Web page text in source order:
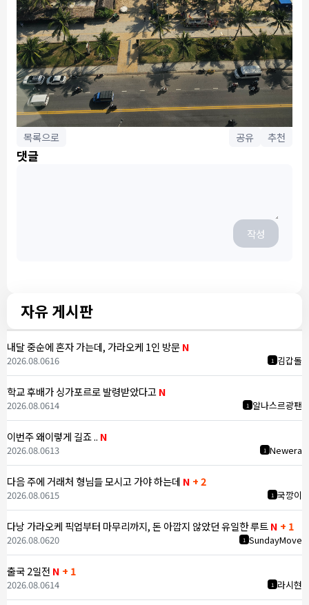
목록으로 공유 추천
댓글
작성
자유 게시판
내달 중순에 혼자 가는데, 가라오케 1인 방문N
1 김갑돌
2026.08.0616
학교 후배가 싱가포르로 발령받았다고N
1 알나스르광팬
2026.08.0614
이번주 왜이렇게 길죠 .. N
1 Newera
2026.08.0613
다음 주에 거래처 형님들 모시고 가야 하는데 N + 2
1 국깡이
2026.08.0615
다낭 가라오케 픽업부터 마무리까지, 돈 아깝지 않았던 유일한 루트N + 1
1 SundayMove
2026.08.0620
출국 2일전 N + 1
1 라시현
2026.08.0614